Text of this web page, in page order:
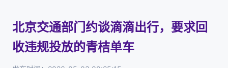
北京交通部门约谈滴滴出行，要求回
收违规投放的青桔单车